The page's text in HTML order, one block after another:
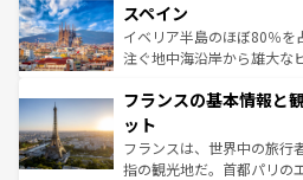
ろん、トスカーナの美しい
景など、自然景観も見逃せ
ピザやパスタなど、絶品の
ませてくれるイタリアで、
なお、新着のイタリア情報は
しい。
スペイン
イベリア半島のほぼ80％を
注ぐ地中海沿岸から雄大な
文化が根付くこの国では、
れる闘牛、そして美味しい
る。首都マドリードの洗練
アートに溢れた街角から、
フランスの基本情報と
ット
フランスは、世界中の旅行
指の観光地だ。首都パリの